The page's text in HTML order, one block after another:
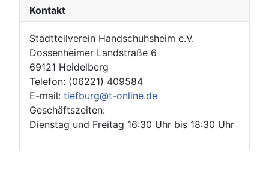
Kontakt
Stadtteilverein Handschuhsheim e.V.
Dossenheimer Landstraße 6
69121 Heidelberg
Telefon: (06221) 409584
E-mail: tiefburg@t-online.de
Geschäftszeiten:
Dienstag und Freitag 16:30 Uhr bis 18:30 Uhr